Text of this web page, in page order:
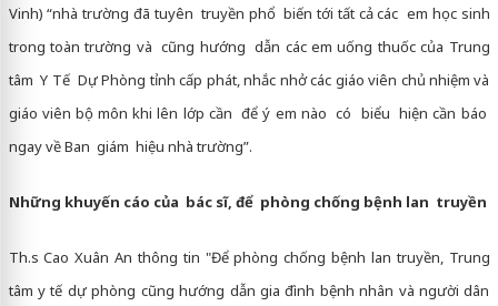
Vinh) “nhà trường đã tuyên truyền phổ biến tới tất cả các em học sinh
trong toàn trường và cũng hướng dẫn các em uống thuốc của Trung
tâm Y Tế Dự Phòng tỉnh cấp phát, nhắc nhở các giáo viên chủ nhiệm và
giáo viên bộ môn khi lên lớp cần để ý em nào có biểu hiện cần báo
ngay về Ban giám hiệu nhà trường”.
Những khuyến cáo của bác sĩ, để phòng chống bệnh lan truyền
Th.s Cao Xuân An thông tin "Để phòng chống bệnh lan truyền, Trung
tâm y tế dự phòng cũng hướng dẫn gia đình bệnh nhân và người dân